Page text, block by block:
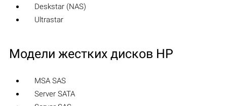
Deskstar (NAS)
Ultrastar
Модели жестких дисков HP
MSA SAS
Server SATA